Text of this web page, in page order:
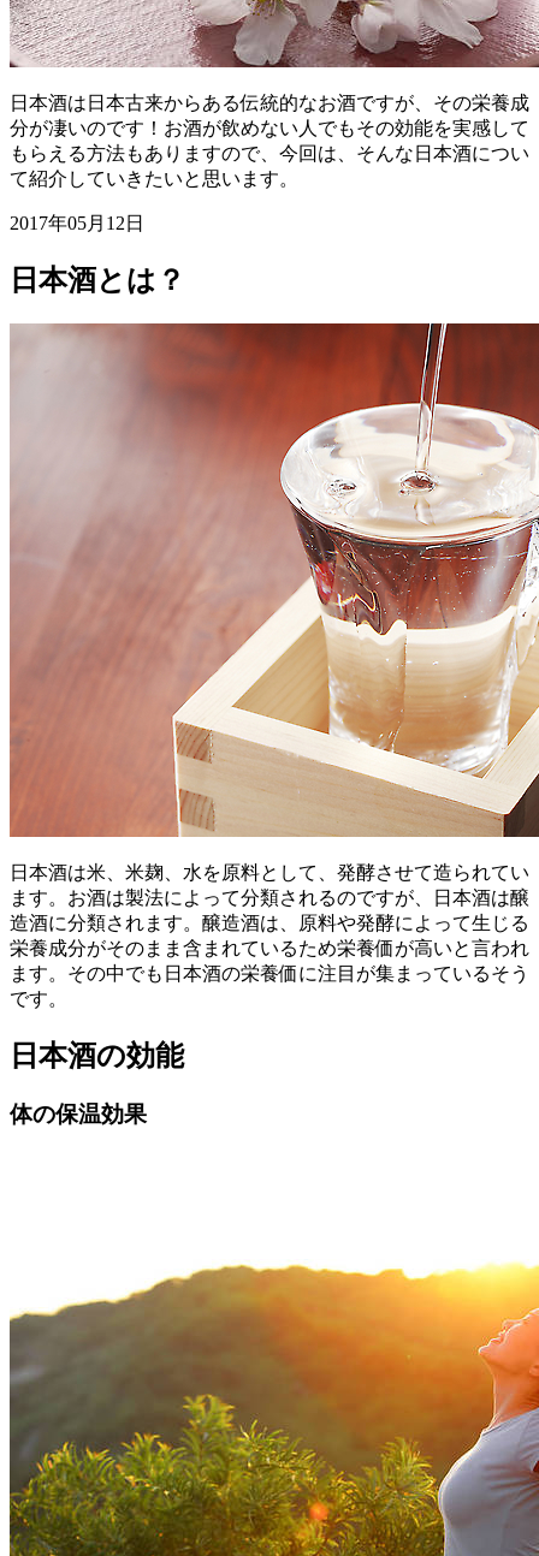
日本酒は日本古来からある伝統的なお酒ですが、その栄養成
分が凄いのです！お酒が飲めない人でもその効能を実感して
もらえる方法もありますので、今回は、そんな日本酒につい
て紹介していきたいと思います。
2017年05月12日
日本酒とは？
日本酒は米、米麹、水を原料として、発酵させて造られてい
ます。お酒は製法によって分類されるのですが、日本酒は醸
造酒に分類されます。醸造酒は、原料や発酵によって生じる
栄養成分がそのまま含まれているため栄養価が高いと言われ
ます。その中でも日本酒の栄養価に注目が集まっているそう
です。
日本酒の効能
体の保温効果